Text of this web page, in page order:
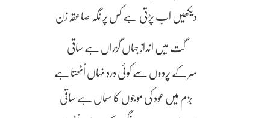
دیکھیں اب پڑتی ہے کس پر نگہ صاعقہ زن
گت میں اندازِ جہاں گزراں ہے ساقی
سر کے پردوں سے کوئی دردِ نہاں اُٹھتا ہے
بزم میں عود کی موجوں کا سماں ہے ساقی